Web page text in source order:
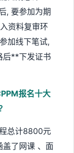
, 要参加为期
资料复审环
加线下笔试,
后**下发证书
报名十大
总计8800元
盖了网课 、面